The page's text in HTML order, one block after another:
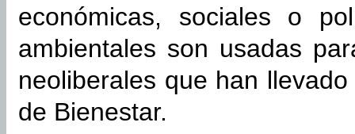
económicas, sociales o
ambientales son usadas
neoliberales que han
de Bienestar.